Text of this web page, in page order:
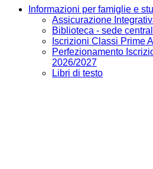
Informazioni per famiglie e
Assicurazione
Biblioteca - sede
Iscrizioni Classi Prime
Perfezionamento
2026/2027
Libri di testo